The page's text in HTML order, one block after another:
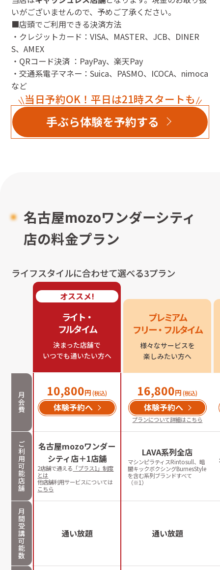
いがございませんので、予めご了承ください。
■店頭でご利用できる決済方法
・クレジットカード：VISA、MASTER、JCB、DINER
S、AMEX
・QRコード決済 ：PayPay、楽天Pay
・交通系電子マネー：Suica、PASMO、ICOCA、nimoca
など
当日予約OK！平日は21時スタートも
手ぶら体験を予約する
名古屋mozoワンダーシティ
店の料金プラン
ライフスタイルに合わせて選べる3プラン
オススメ!
ライト・
フルタイム
決まった店舗で
いつでも通いたい方へ
プレミアム
フリー・フルタイム
様々なサービスを
楽しみたい方へ
月
会
費
10,800円 (税込)
体験予約へ
16,800円 (税込)
体験予約へ
プランについて詳細はこちら
ご
利
用
可
能
店
舗
名古屋mozoワンダー
シティ店＋1店舗
2店舗で通える 「プラス1」制度
とは
他店舗利用サービスについては
こちら
LAVA系列全店
マシンピラティスRintosull、暗
闇キックボクシングBurnesStyle
を含む系列ブランドすべて
（※1）
月
間
受
講
可
能
数
通い放題 通い放題